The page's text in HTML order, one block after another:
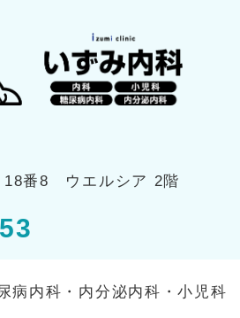
18番8 ウエルシア 2階
病内科・内分泌内科・小児科